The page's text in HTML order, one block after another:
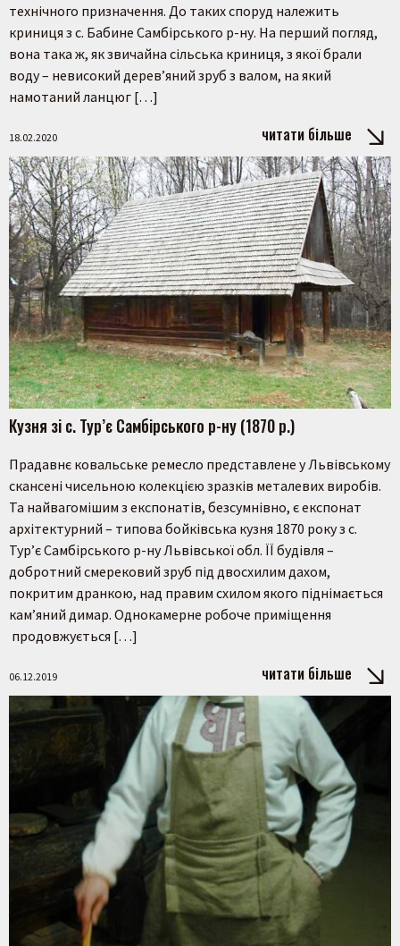
технічного призначення. До таких споруд належить
криниця з с. Бабине Самбірського р-ну. На перший погляд,
вона така ж, як звичайна сільська криниця, з якої брали
воду – невисокий дерев’яний зруб з валом, на який
намотаний ланцюг […]
18.02.2020 читати більше
Кузня зі с. Тур’є Самбірського р-ну (1870 р.)
Прадавнє ковальське ремесло представлене у Львівському
скансені чисельною колекцією зразків металевих виробів.
Та найвагомішим з експонатів, безсумнівно, є експонат
архітектурний – типова бойківська кузня 1870 року з с.
Тур’є Самбірського р-ну Львівської обл. ЇЇ будівля –
добротний смерековий зруб під двосхилим дахом,
покритим дранкою, над правим схилом якого піднімається
кам’яний димар. Однокамерне робоче приміщення
продовжується […]
06.12.2019 читати більше